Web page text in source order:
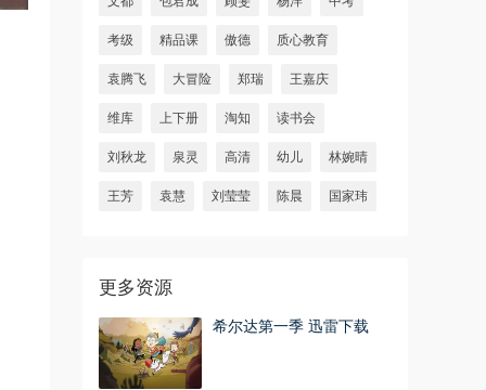
考级 精品课 傲德 质心教育
袁腾飞 大冒险 郑瑞 王嘉庆
维库 上下册 淘知 读书会
刘秋龙 泉灵 高清 幼儿 林婉晴
王芳 袁慧 刘莹莹 陈晨 国家玮
更多资源
希尔达第一季 迅雷下载